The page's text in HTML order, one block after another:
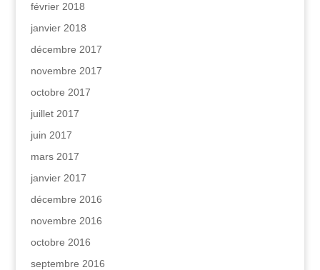
février 2018
janvier 2018
décembre 2017
novembre 2017
octobre 2017
juillet 2017
juin 2017
mars 2017
janvier 2017
décembre 2016
novembre 2016
octobre 2016
septembre 2016